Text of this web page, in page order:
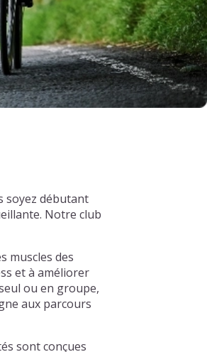
soyez débutant
Notre club
muscles des
et à améliorer
ou en groupe,
aux parcours
sont conçues